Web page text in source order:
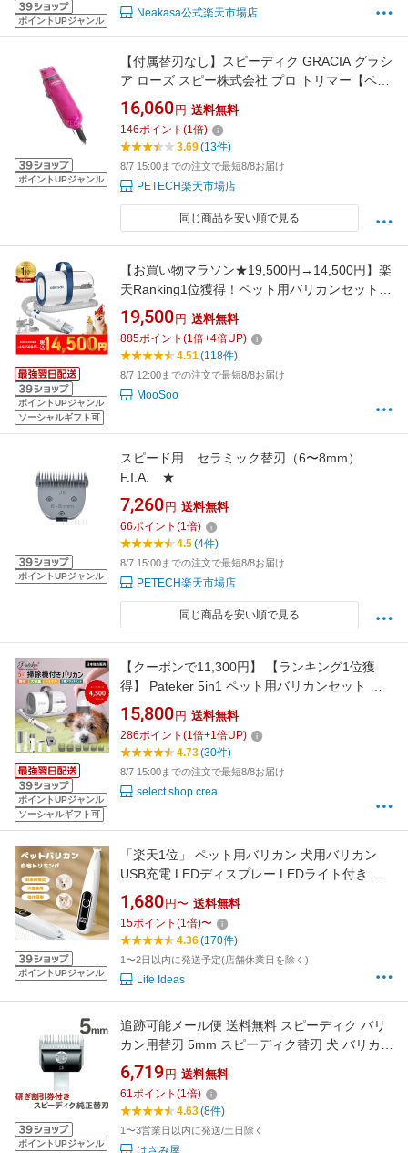
ポイントUPジャンル
Neakasa公式楽天市場店
ポイントUPジャンル
【付属替刃なし】スピーディク GRACIA グラシ
ア ローズ スピー株式会社 プロ トリマー【ペッ
ト用バリカン】 ★
16,060 円 送料無料
146ポイント (1倍)
3.69(13件)
8/7 15:00までの注文で最短8/8お届け
PETECH楽天市場店
同じ商品を安い順で見る
ポイントUPジャンル
ソーシャルギフト可
【お買い物マラソン★19,500円→14,500円】楽
天Ranking1位獲得！ペット用バリカンセット
グルーミン掃除機 7in1 ペットグルーミングセ
ット 換毛期対策 犬 猫美容器 多機能 ペットグル
ーミングセット 電動バリカン 抜け毛を自動吸
引 多機能掃除機 LM2
19,500 円 送料無料
885ポイント (1倍+4倍UP)
4.51(118件)
8/7 12:00までの注文で最短8/8お届け
MooSoo
ポイントUPジャンル
スピード用 セラミック替刃（6〜8mm）
F.I.A. ★
7,260 円 送料無料
66ポイント (1倍)
4.5(4件)
8/7 15:00までの注文で最短8/8お届け
PETECH楽天市場店
同じ商品を安い順で見る
ポイントUPジャンル
ソーシャルギフト可
【クーポンで11,300円】 【ランキング1位獲
得】 Pateker 5in1 ペット用バリカンセット 掃
除機 吸引機 犬 猫 バリカン 全身用 グルーミン
グ ブラシ 低騒音 正規代理店 セルフカット 抜け
毛 対策 初心者 1台5役 吸引バリカン ペット用
品 人気 お掃除楽々 換毛期 抜け毛掃除
15,800 円 送料無料
286ポイント (1倍+1倍UP)
4.73(30件)
8/7 15:00までの注文で最短8/8お届け
select shop crea
ポイントUPジャンル
「楽天1位」 ペット用バリカン 犬用バリカン
USB充電 LEDディスプレー LEDライト付き 犬
猫 バリカン 足裏 耳裏 顔周り お尻周り 肉球 部
分カット 犬 猫 ペット バリカン 自宅トリミング
小型 軽量 低騒音 低振動 コードレス
1,680 円〜 送料無料
15ポイント (1倍)〜
4.36(170件)
1〜2日以内に発送予定(店舗休業日を除く)
Life Ideas
ポイントUPジャンル
追跡可能メール便 送料無料 スピーディク バリ
カン用替刃 5mm スピーディク替刃 犬 バリカン
スピー替刃 犬用 ペット 業務用 スピーディック
スピー株式会社【CL】
6,719 円 送料無料
61ポイント (1倍)
4.63(8件)
1〜3営業日以内に発送/土日除く